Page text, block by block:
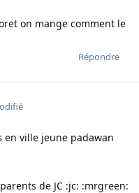
on mange comment le
Répondre
ville jeune padawan
de JC :jc: :mrgreen: